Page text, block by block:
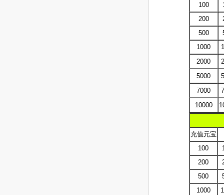
100
200
500
1000
2000
5000
7000
10000
充值元宝
100
200
500
1000